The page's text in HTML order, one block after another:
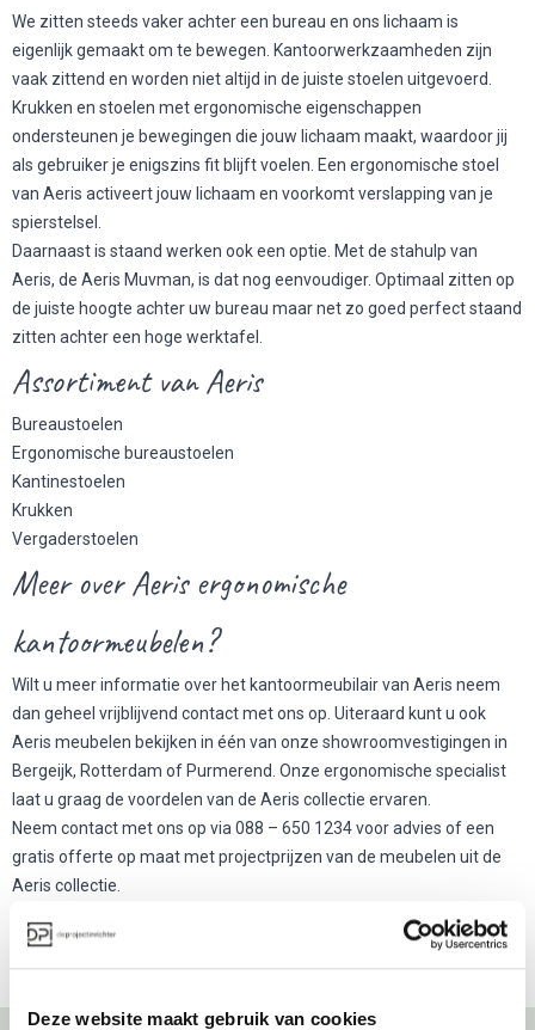
Deze website maakt gebruik van cookies
We zitten steeds vaker achter een bureau en ons lichaam is
eigenlijk gemaakt om te bewegen. Kantoorwerkzaamheden zijn
vaak zittend en worden niet altijd in de juiste stoelen uitgevoerd.
Krukken en stoelen met ergonomische eigenschappen
ondersteunen je bewegingen die jouw lichaam maakt, waardoor jij
als gebruiker je enigszins fit blijft voelen. Een ergonomische stoel
van Aeris activeert jouw lichaam en voorkomt verslapping van je
spierstelsel.
Daarnaast is staand werken ook een optie. Met de stahulp van
Aeris, de Aeris Muvman, is dat nog eenvoudiger. Optimaal zitten op
de juiste hoogte achter uw bureau maar net zo goed perfect staand
zitten achter een hoge werktafel.
Assortiment van Aeris
Bureaustoelen
Ergonomische bureaustoelen
Kantinestoelen
Krukken
Vergaderstoelen
Meer over Aeris ergonomische
kantoormeubelen?
Wilt u meer informatie over het kantoormeubilair van Aeris neem
dan geheel vrijblijvend contact met ons op. Uiteraard kunt u ook
Aeris meubelen bekijken in één van onze showroomvestigingen in
Bergeijk, Rotterdam of Purmerend. Onze ergonomische specialist
laat u graag de voordelen van de Aeris collectie ervaren.
Neem contact met ons op via 088 – 650 1234 voor advies of een
gratis offerte op maat met projectprijzen van de meubelen uit de
Aeris collectie.
Swopper